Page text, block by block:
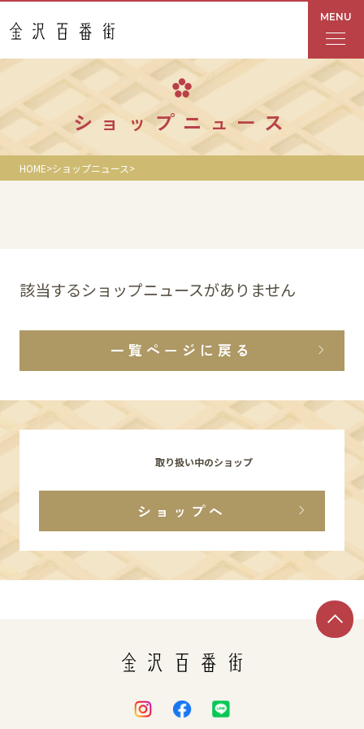
MENU
フロアガイド
あんと
Rinto
ショップニュース
イベント
館内サービス
施設からのお知らせ
スタッフ募集
ショップニュース
HOME ショップニュース
該当するショップニュースがありません
一覧ページに戻る
取り扱い中のショップ
ショップへ